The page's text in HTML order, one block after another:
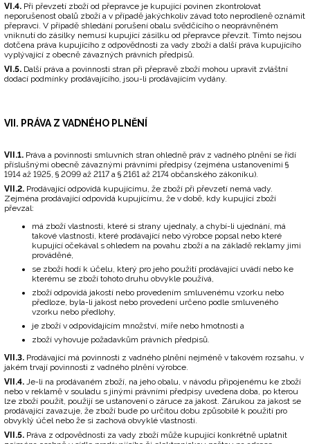
VI.4. Při převzetí zboží od přepravce je kupující povinen zkontrolovat
neporušenost obalů zboží a v případě jakýchkoliv závad toto neprodleně oznámit
přepravci. V případě shledání porušení obalu svědčícího o neoprávněném
vniknutí do zásilky nemusí kupující zásilku od přepravce převzít. Tímto nejsou
dotčena práva kupujícího z odpovědnosti za vady zboží a další práva kupujícího
vyplývající z obecně závazných právních předpisů.
VI.5. Další práva a povinnosti stran při přepravě zboží mohou upravit zvláštní
dodací podmínky prodávajícího, jsou-li prodávajícím vydány.
VII. PRÁVA Z VADNÉHO PLNĚNÍ
VII.1. Práva a povinnosti smluvních stran ohledně práv z vadného plnění se řídí
příslušnými obecně závaznými právními předpisy (zejména ustanoveními §
1914 až 1925, § 2099 až 2117 a § 2161 až 2174 občanského zákoníku).
VII.2. Prodávající odpovídá kupujícímu, že zboží při převzetí nemá vady.
Zejména prodávající odpovídá kupujícímu, že v době, kdy kupující zboží
převzal:
má zboží vlastnosti, které si strany ujednaly, a chybí-li ujednání, má
takové vlastnosti, které prodávající nebo výrobce popsal nebo které
kupující očekával s ohledem na povahu zboží a na základě reklamy jimi
prováděné,
se zboží hodí k účelu, který pro jeho použití prodávající uvádí nebo ke
kterému se zboží tohoto druhu obvykle používá,
zboží odpovídá jakostí nebo provedením smluvenému vzorku nebo
předloze, byla-li jakost nebo provedení určeno podle smluveného
vzorku nebo předlohy,
je zboží v odpovídajícím množství, míře nebo hmotnosti a
zboží vyhovuje požadavkům právních předpisů.
VII.3. Prodávající má povinnosti z vadného plnění nejméně v takovém rozsahu, v
jakém trvají povinnosti z vadného plnění výrobce.
VII.4. Je-li na prodávaném zboží, na jeho obalu, v návodu připojenému ke zboží
nebo v reklamě v souladu s jinými právními předpisy uvedena doba, po kterou
lze zboží použít, použijí se ustanovení o záruce za jakost. Zárukou za jakost se
prodávající zavazuje, že zboží bude po určitou dobu způsobilé k použití pro
obvyklý účel nebo že si zachová obvyklé vlastnosti.
VII.5. Práva z odpovědnosti za vady zboží může kupující konkrétně uplatnit